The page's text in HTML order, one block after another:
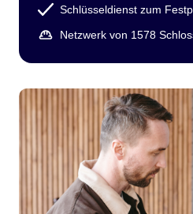
Schlüsseldienst zum
Netzwerk von 1578